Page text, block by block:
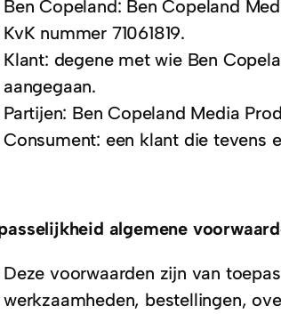
Ben Copeland: Ben Copeland
KvK nummer 71061819.
Klant: degene met wie Ben
aangegaan.
Partijen: Ben Copeland Media
Consument: een klant die tevens
algemene
Deze voorwaarden zijn van
werkzaamheden, bestellingen,